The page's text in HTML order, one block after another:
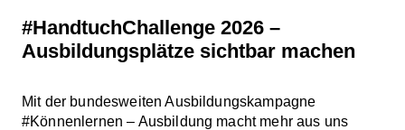
#HandtuchChallenge 2026 –
Ausbildungsplätze sichtbar machen
Mit der bundesweiten Ausbildungskampagne
#Könnenlernen – Ausbildung macht mehr aus uns